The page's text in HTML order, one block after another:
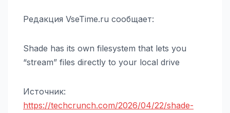
Редакция VseTime.ru сообщает:
Shade has its own filesystem that lets you
“stream” files directly to your local drive
Источник:
https://techcrunch.com/2026/04/22/shade-